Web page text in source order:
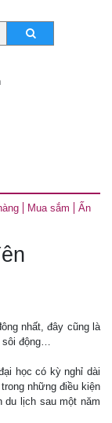
Mua sắm
Ấn
nhất, đây cũng là
động…
học có kỳ nghỉ dài
những điều kiện
du lịch sau một năm